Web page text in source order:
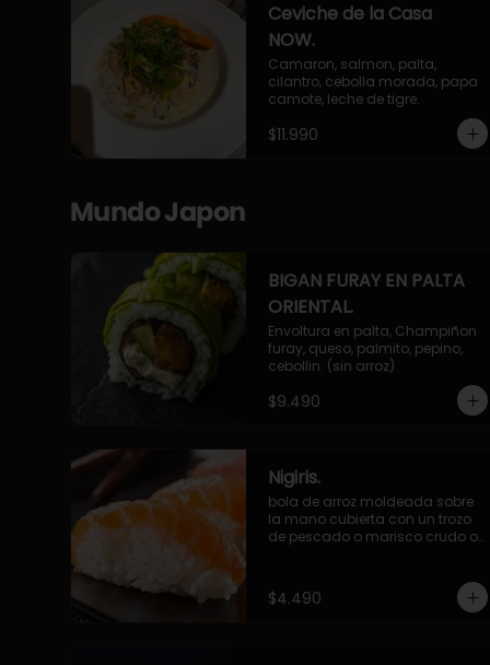
Ceviche de la Casa
NOW.
Camaron, salmon, palta,
cilantro, cebolla morada, papa
camote, leche de tigre.
$11.990
Mundo Japon
BIGAN FURAY EN PALTA
ORIENTAL.
Envoltura en palta, Champiñon
furay, queso, palmito, pepino,
cebollin. (sin arroz)
$9.490
Nigiris.
bola de arroz moldeada sobre
la mano cubierta con un trozo
de pescado o marisco crudo o
$4.490